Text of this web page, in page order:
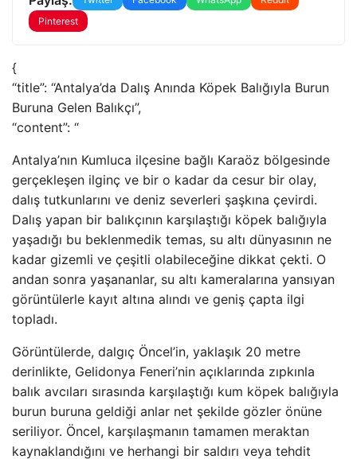
Pinterest
{
“title”: “Antalya’da Dalış Anında Köpek Balığıyla Burun
Buruna Gelen Balıkçı”,
“content”: “
Antalya’nın Kumluca ilçesine bağlı Karaöz bölgesinde
gerçekleşen ilginç ve bir o kadar da cesur bir olay,
dalış tutkunlarını ve deniz severleri şaşkına çevirdi.
Dalış yapan bir balıkçının karşılaştığı köpek balığıyla
yaşadığı bu beklenmedik temas, su altı dünyasının ne
kadar gizemli ve çeşitli olabileceğine dikkat çekti. O
andan sonra yaşananlar, su altı kameralarına yansıyan
görüntülerle kayıt altına alındı ve geniş çapta ilgi
topladı.
Görüntülerde, dalgıç Öncel’in, yaklaşık 20 metre
derinlikte, Gelidonya Feneri’nin açıklarında zıpkınla
balık avcıları sırasında karşılaştığı kum köpek balığıyla
burun buruna geldiği anlar net şekilde gözler önüne
seriliyor. Öncel, karşılaşmanın tamamen meraktan
kaynaklandığını ve herhangi bir saldırı veya tehdit